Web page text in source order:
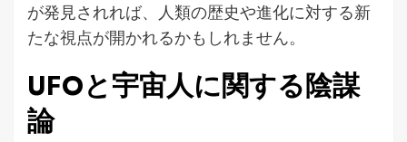
が発見されれば、人類の歴史や進化に対する新
たな視点が開かれるかもしれません。
UFOと宇宙人に関する陰謀
論